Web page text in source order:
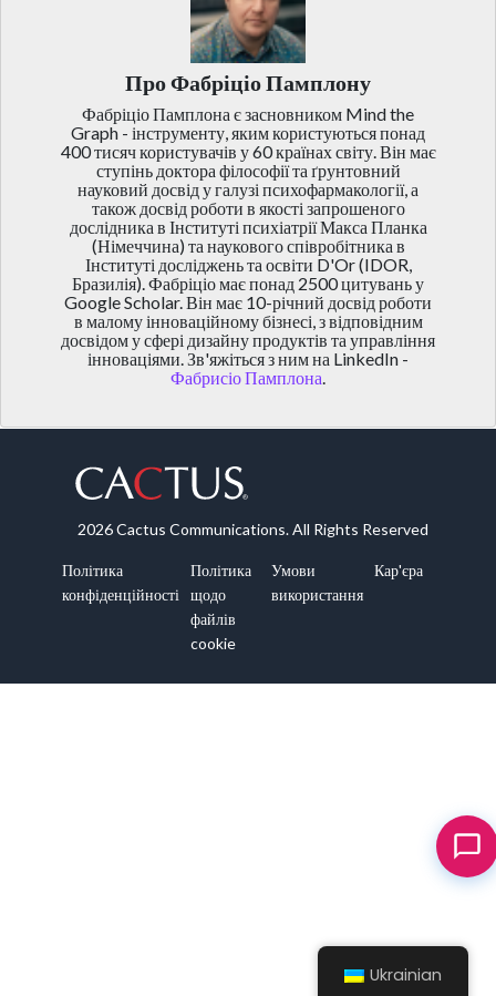
Про Фабріціо Памплону
Фабріціо Памплона є засновником Mind the
Graph - інструменту, яким користуються понад
400 тисяч користувачів у 60 країнах світу. Він має
ступінь доктора філософії та ґрунтовний
науковий досвід у галузі психофармакології, а
також досвід роботи в якості запрошеного
дослідника в Інституті психіатрії Макса Планка
(Німеччина) та наукового співробітника в
Інституті досліджень та освіти D'Or (IDOR,
Бразилія). Фабріціо має понад 2500 цитувань у
Google Scholar. Він має 10-річний досвід роботи
в малому інноваційному бізнесі, з відповідним
досвідом у сфері дизайну продуктів та управління
інноваціями. Зв'яжіться з ним на LinkedIn -
Фабрисіо Памплона.
2026 Cactus Communications. All Rights Reserved
Політика
конфіденційності
Політика
щодо
файлів
cookie
Умови
використання
Кар'єра
Ukrainian